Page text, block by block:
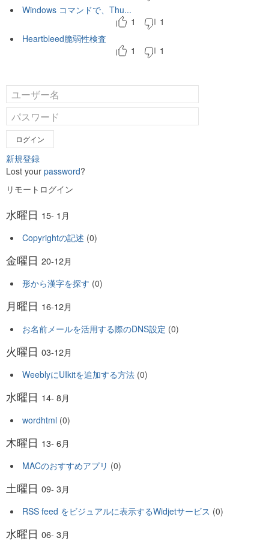
Windows コマンドで、Thu...
1
1
Heartbleed脆弱性検査
1
1
ログイン
新規登録
Lost your password?
リモートログイン
水曜日 15- 1月
Copyrightの記述 (0)
金曜日 20-12月
形から漢字を探す (0)
月曜日 16-12月
お名前メールを活用する際のDNS設定 (0)
火曜日 03-12月
WeeblyにUIkitを追加する方法 (0)
水曜日 14- 8月
wordhtml (0)
木曜日 13- 6月
MACのおすすめアプリ (0)
土曜日 09- 3月
RSS feed をビジュアルに表示するWidjetサービス (0)
水曜日 06- 3月